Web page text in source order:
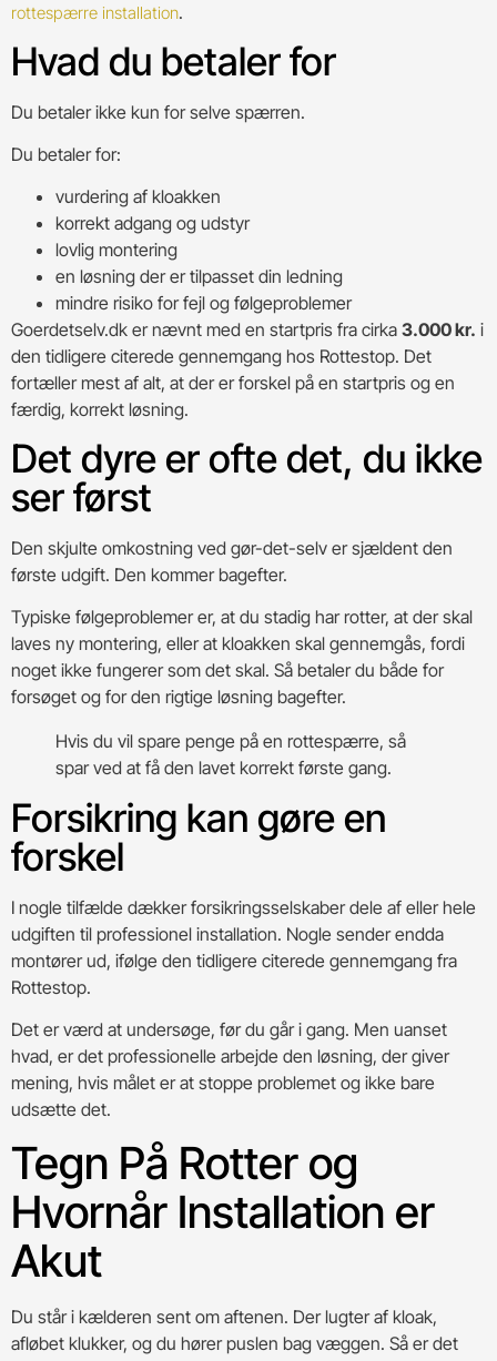
rottespærre installation.
Hvad du betaler for
Du betaler ikke kun for selve spærren.
Du betaler for:
vurdering af kloakken
korrekt adgang og udstyr
lovlig montering
en løsning der er tilpasset din ledning
mindre risiko for fejl og følgeproblemer
Goerdetselv.dk er nævnt med en startpris fra cirka 3.000 kr. i
den tidligere citerede gennemgang hos Rottestop. Det
fortæller mest af alt, at der er forskel på en startpris og en
færdig, korrekt løsning.
Det dyre er ofte det, du ikke
ser først
Den skjulte omkostning ved gør-det-selv er sjældent den
første udgift. Den kommer bagefter.
Typiske følgeproblemer er, at du stadig har rotter, at der skal
laves ny montering, eller at kloakken skal gennemgås, fordi
noget ikke fungerer som det skal. Så betaler du både for
forsøget og for den rigtige løsning bagefter.
Hvis du vil spare penge på en rottespærre, så
spar ved at få den lavet korrekt første gang.
Forsikring kan gøre en
forskel
I nogle tilfælde dækker forsikringsselskaber dele af eller hele
udgiften til professionel installation. Nogle sender endda
montører ud, ifølge den tidligere citerede gennemgang fra
Rottestop.
Det er værd at undersøge, før du går i gang. Men uanset
hvad, er det professionelle arbejde den løsning, der giver
mening, hvis målet er at stoppe problemet og ikke bare
udsætte det.
Tegn På Rotter og
Hvornår Installation er
Akut
Du står i kælderen sent om aftenen. Der lugter af kloak,
afløbet klukker, og du hører puslen bag væggen. Så er det